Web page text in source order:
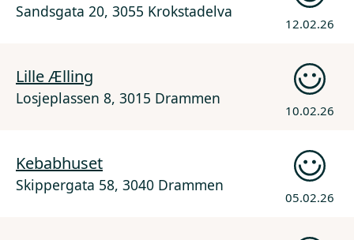
Sandsgata 20, 3055 Krokstadelva
12.02.26
Lille Ælling
Losjeplassen 8, 3015 Drammen
10.02.26
Kebabhuset
Skippergata 58, 3040 Drammen
05.02.26